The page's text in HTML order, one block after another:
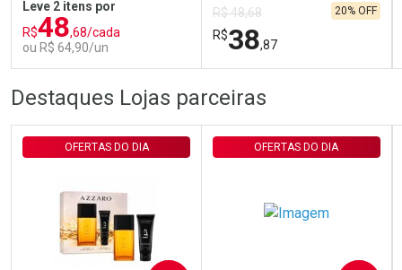
Leve 2 itens por
R$48,68/cada
ou R$ 64,90/un
FECHAR
Laboratório
FECHAR
Por Menos
R$ 48,68
R$38,87
20% OFF
Por Menos
Destaques Lojas parceiras
OFERTAS DO DIA OFERTAS DO DIA